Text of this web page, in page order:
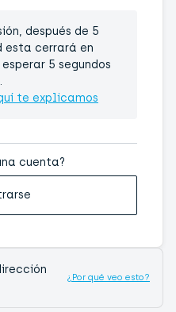
después de 5
esta cerrará en
5 segundos
te explicamos
cuenta?
¿Por qué veo esto?